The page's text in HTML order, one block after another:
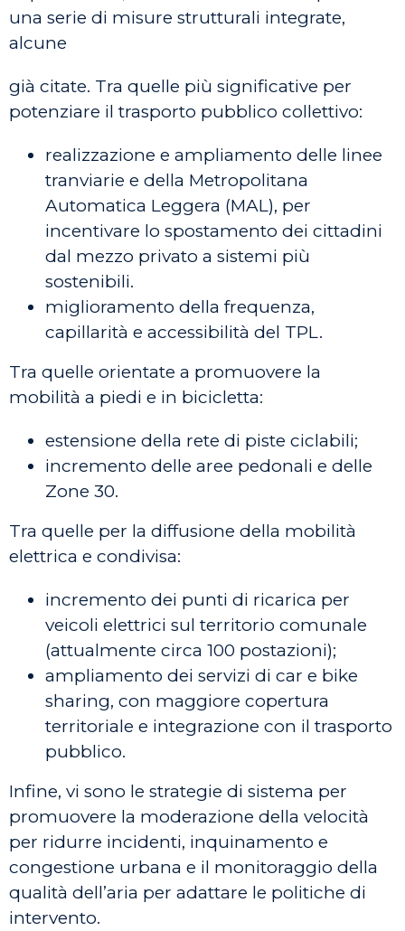
una serie di misure strutturali integrate,
alcune
già citate. Tra quelle più significative per
potenziare il trasporto pubblico collettivo:
realizzazione e ampliamento delle linee
tranviarie e della Metropolitana
Automatica Leggera (MAL), per
incentivare lo spostamento dei cittadini
dal mezzo privato a sistemi più
sostenibili.
miglioramento della frequenza,
capillarità e accessibilità del TPL.
Tra quelle orientate a promuovere la
mobilità a piedi e in bicicletta:
estensione della rete di piste ciclabili;
incremento delle aree pedonali e delle
Zone 30.
Tra quelle per la diffusione della mobilità
elettrica e condivisa:
incremento dei punti di ricarica per
veicoli elettrici sul territorio comunale
(attualmente circa 100 postazioni);
ampliamento dei servizi di car e bike
sharing, con maggiore copertura
territoriale e integrazione con il trasporto
pubblico.
Infine, vi sono le strategie di sistema per
promuovere la moderazione della velocità
per ridurre incidenti, inquinamento e
congestione urbana e il monitoraggio della
qualità dell’aria per adattare le politiche di
intervento.